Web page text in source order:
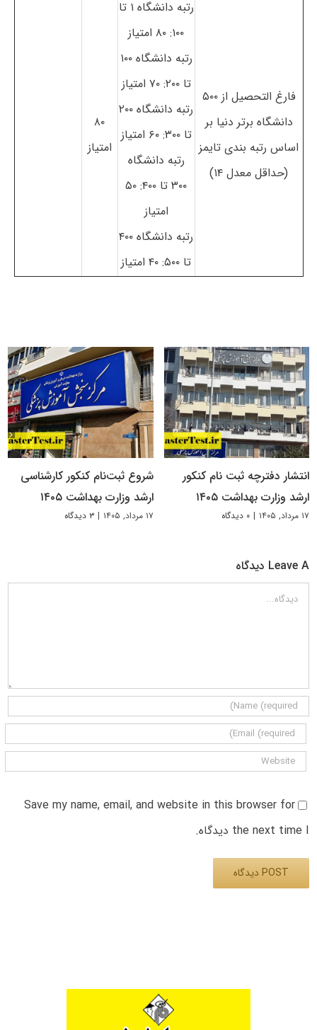
فارغ التحصیل از ۵۰۰
دانشگاه برتر دنیا بر
اساس رتبه بندی تایمز
(حداقل معدل ۱۴)
رتبه دانشگاه ۱ تا
۱۰۰: ۸۰ امتیاز
رتبه دانشگاه ۱۰۰
تا ۲۰۰: ۷۰ امتیاز
رتبه دانشگاه ۲۰۰
تا ۳۰۰: ۶۰ امتیاز
رتبه دانشگاه
۳۰۰ تا ۴۰۰: ۵۰
امتیاز
رتبه دانشگاه ۴۰۰
تا ۵۰۰: ۴۰ امتیاز
۸۰
امتیاز
انتشار دفترچه ثبت نام کنکور
ارشد وزارت بهداشت ۱۴۰۵
۱۷ مرداد, ۱۴۰۵ | ۰ دیدگاه
شروع ثبت‌نام کنکور کارشناسی
ارشد وزارت بهداشت ۱۴۰۵
۱۷ مرداد, ۱۴۰۵ | ۳ دیدگاه
Leave A دیدگاه
دیدگاه
Save my name, email, and website in this browser for
the next time I دیدگاه.